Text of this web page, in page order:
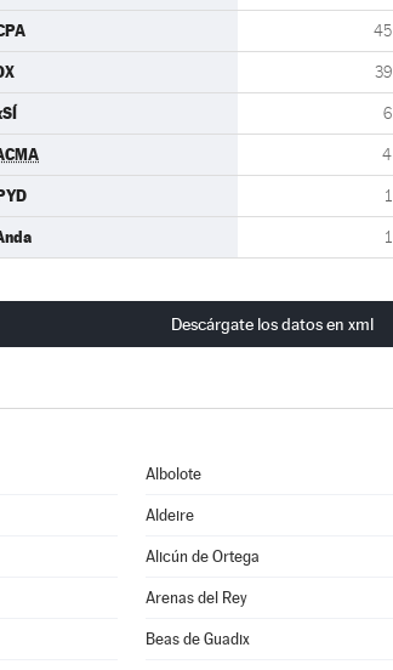
45
39
6
4
1
1
Descárgate los datos en xml
Albolote
Aldeire
Alicún de Ortega
Arenas del Rey
Beas de Guadix